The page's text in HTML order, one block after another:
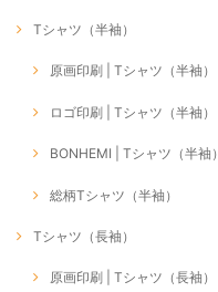
Tシャツ（半袖）
原画印刷 | Tシャツ（半袖）
ロゴ印刷 | Tシャツ（半袖）
BONHEMI | Tシャツ（半袖）
総柄Tシャツ（半袖）
Tシャツ（長袖）
原画印刷 | Tシャツ（長袖）